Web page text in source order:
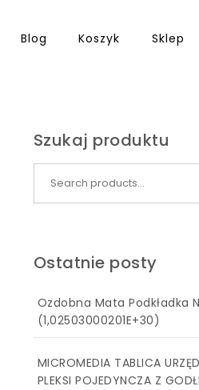
Blog Koszyk Sklep
Szukaj produktu
Ostatnie posty
Ozdobna Mata Podkładka
(1,02503000201E+30)
MICROMEDIA TABLICA
PLEKSI POJEDYNCZA Z